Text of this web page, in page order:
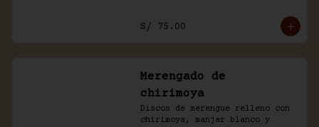
S/ 75.00
Merengado de
chirimoya
Discos de merengue relleno con
chirimoya, manjar blanco y